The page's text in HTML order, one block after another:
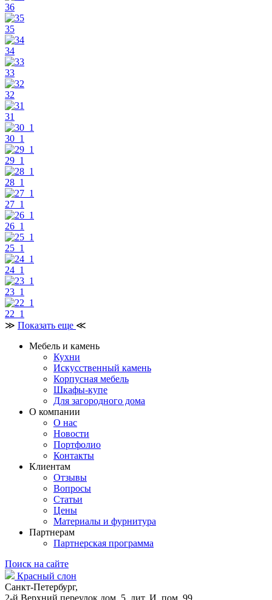
36
35
34
33
32
31
30_1
29_1
28_1
27_1
26_1
25_1
24_1
23_1
22_1
≫ Показать еще ≪
Мебель и камень
Кухни
Искусственный камень
Корпусная мебель
Шкафы-купе
Для загородного дома
О компании
О нас
Новости
Портфолио
Контакты
Клиентам
Отзывы
Вопросы
Статьи
Цены
Материалы и фурнитура
Партнерам
Партнерская программа
Поиск на сайте
Красный слон
Санкт-Петербург,
2-й Верхний переулок дом. 5, лит. И, пом. 99.